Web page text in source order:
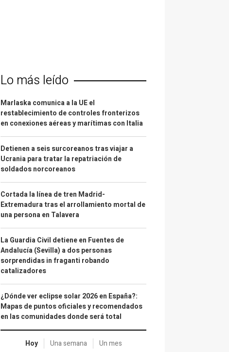
Lo más leído
Marlaska comunica a la UE el
restablecimiento de controles fronterizos
en conexiones aéreas y marítimas con Italia
Detienen a seis surcoreanos tras viajar a
Ucrania para tratar la repatriación de
soldados norcoreanos
Cortada la línea de tren Madrid-
Extremadura tras el arrollamiento mortal de
una persona en Talavera
La Guardia Civil detiene en Fuentes de
Andalucía (Sevilla) a dos personas
sorprendidas in fraganti robando
catalizadores
¿Dónde ver eclipse solar 2026 en España?:
Mapas de puntos oficiales y recomendados
en las comunidades donde será total
Hoy Una semana Un mes